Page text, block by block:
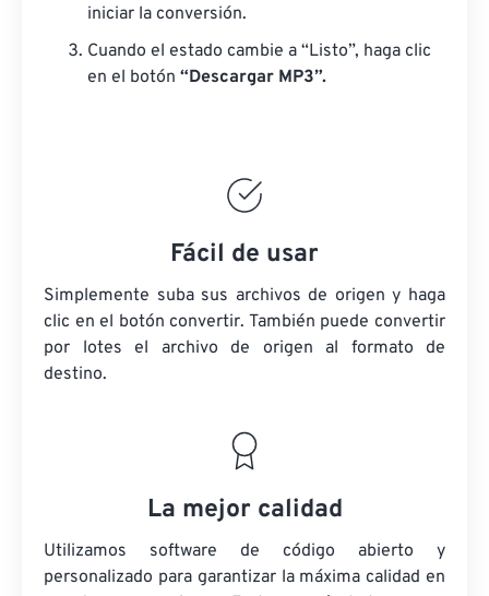
iniciar la conversión.
Cuando el estado cambie a “Listo”, haga clic
en el botón “Descargar MP3”.
Fácil de usar
Simplemente suba sus archivos de origen y haga
clic en el botón convertir. También puede convertir
por lotes el archivo de origen al formato de
destino.
La mejor calidad
Utilizamos software de código abierto y
personalizado para garantizar la máxima calidad en